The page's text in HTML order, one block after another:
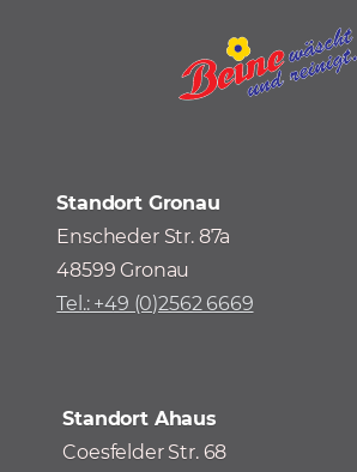
Standort Gronau
Enscheder Str. 87a
48599 Gronau
Tel.: +49 (0)2562 6669
Standort Ahaus
Coesfelder Str. 68